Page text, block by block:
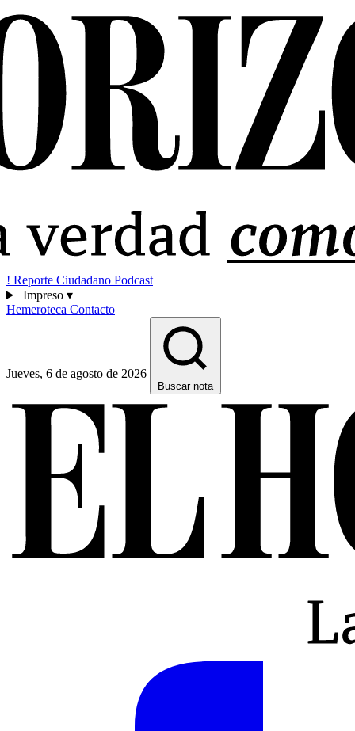
! Reporte Ciudadano Podcast
Impreso ▾
Hemeroteca Contacto
Jueves, 6 de agosto de 2026
Buscar nota